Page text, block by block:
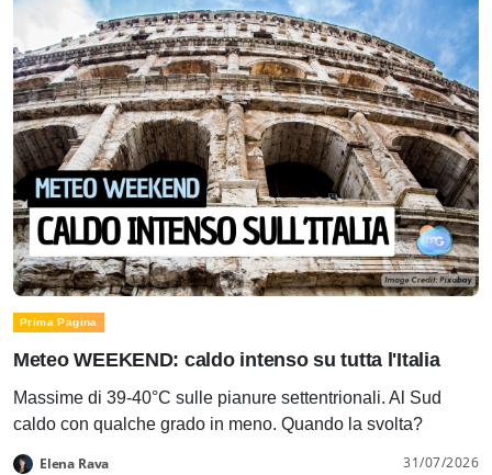
Prima Pagina
Meteo WEEKEND: caldo intenso su tutta l'Italia
Massime di 39-40°C sulle pianure settentrionali. Al Sud
caldo con qualche grado in meno. Quando la svolta?
Elena Rava 31/07/2026